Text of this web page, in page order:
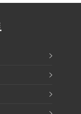
뒷걸음